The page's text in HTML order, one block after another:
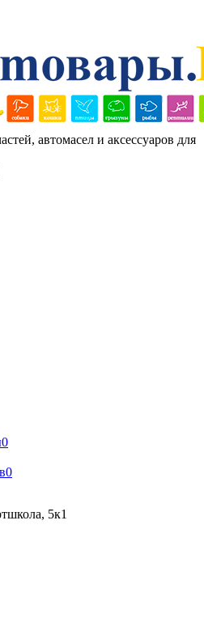
автомасел и аксессуаров для
0
0
5к1